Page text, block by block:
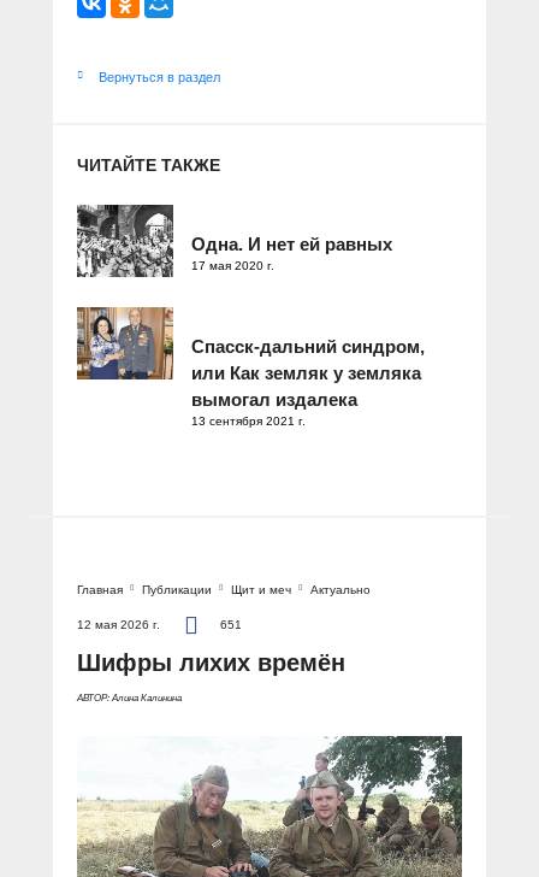
Вернуться в раздел
ЧИТАЙТЕ ТАКЖЕ
Одна. И нет ей равных
17 мая 2020 г.
Спасск-дальний синдром,
или Как земляк у земляка
вымогал издалека
13 сентября 2021 г.
Главная Публикации Щит и меч Актуально
12 мая 2026 г. 651
Шифры лихих времён
АВТОР: Алина Калинина